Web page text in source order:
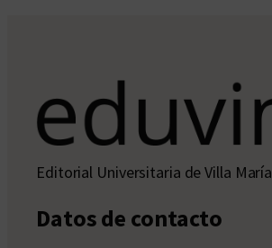
Editorial Universitaria de Villa María
Datos de contacto